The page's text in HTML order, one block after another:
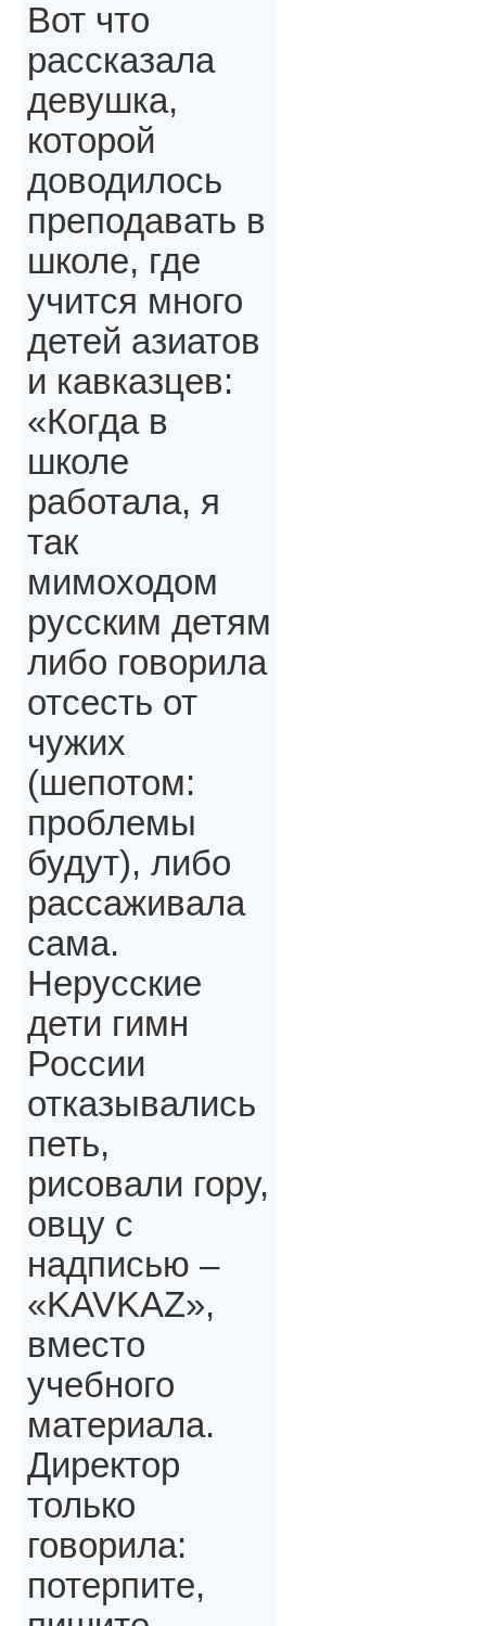
Вот что
рассказала
девушка,
которой
доводилось
преподавать в
школе, где
учится много
детей азиатов
и кавказцев:
«Когда в
школе
работала, я
так
мимоходом
русским детям
либо говорила
отсесть от
чужих
(шепотом:
проблемы
будут), либо
рассаживала
сама.
Нерусские
дети гимн
России
отказывались
петь,
рисовали гору,
овцу с
надписью –
«KAVKAZ»,
вместо
учебного
материала.
Директор
только
говорила:
потерпите,